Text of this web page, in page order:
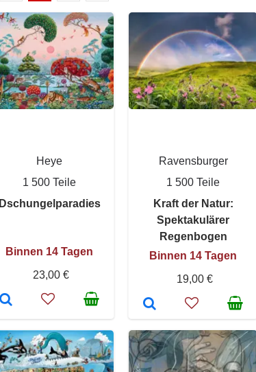
Heye
1 500 Teile
Dschungelparadies
Binnen 14 Tagen
23,00 €
Ravensburger
1 500 Teile
Kraft der Natur:
Spektakulärer
Regenbogen
Binnen 14 Tagen
19,00 €